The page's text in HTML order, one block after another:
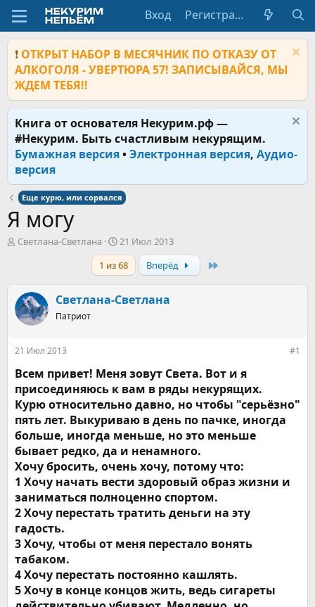
Вход Регистрация
❗ ОТКРЫТ НАБОР В МЕСЯЧНИК ПО ОТКАЗУ ОТ
АЛКОГОЛЯ - УВЕРТЮРА 57! ЗАПИСЫВАЙСЯ, МЫ
ЖДЕМ ТЕБЯ!!
Книга от основателя Некурим.рф —
#Некурим. Быть счастливым некурящим.
Бумажная версия•Электронная версия, Аудио-
версия
Еще курю, или сорвался
Я могу
А
т
е
Светлана-Светлана
Д
а
т
а
а
21 Июл 2013
1 из 68
Вперёд
Светлана-Светлана
Патриот
21 Июл 2013 #1
Всем привет! Меня зовут Света. Вот и я
присоединяюсь к вам в ряды некурящих.
Курю относительно давно, но чтобы "серьёзно"
пять лет. Выкуриваю в день по пачке, иногда
больше, иногда меньше, но это меньше
бывает редко, да и ненамного.
Хочу бросить, очень хочу, потому что:
1 Хочу начать вести здоровый образ жизни и
заниматься полноценно спортом.
2 Хочу перестать тратить деньги на эту
гадость.
3 Хочу, чтобы от меня перестало вонять
табаком.
4 Хочу перестать постоянно кашлять.
5 Хочу в конце концов жить, ведь сигареты